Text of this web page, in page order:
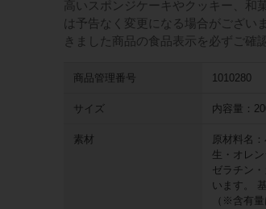
高いスポンジケーキやクッキー、
は予告なく変更になる場合がござい
きました商品の食品表示を必ずご確
商品管理番号 1010280
サイズ 内容量：
素材
原材料名
生・オレ
ゼラチン
います。
（※含有